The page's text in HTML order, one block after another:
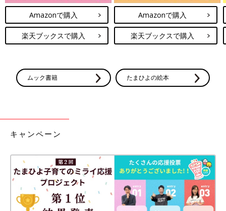
胎盤が出される痛みも、会陰切開もされたが麻酔のお陰で全くの
無痛。
縫われてても分からない。麻酔神。
麻酔後からは超冷静モードの私は、叫び倒した事を謝罪して、そ
母乳頑張れそう！と嬉しくなる。
麻酔が効いてるうちに導尿されてオシッコする。なんも痛くな
車椅子にのって病室までいき、食べ損ねた夕食を夜中に完食。
しないでいいからね！と言われたが、ペロッと完食。この妊娠期
間中に芽生えた食への欲求は凄まじいものだ。
26:00
産後ハイとかなく普通に爆睡しました。
Amazonで購入
楽天ブックスで購入
Amazonで購入
楽天ブックスで購入
ムック書籍 たまひよの絵本
キャンペーン